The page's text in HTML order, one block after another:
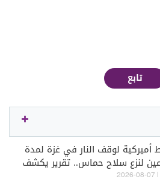
تابع
لوقف النار في غزة لمدة
لنزع سلاح حماس.. تقرير يكشف